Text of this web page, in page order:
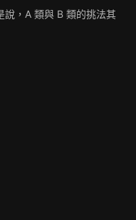
說，A 類與 B 類的挑法其